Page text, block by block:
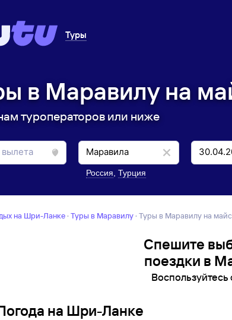
Туры
в Маравилу на
туроператоров или ниже
Россия Турция
на Шри-Ланке · Туры в Маравилу · Туры в Маравилу на
Спешите
поездки в
на Шри-Ланке